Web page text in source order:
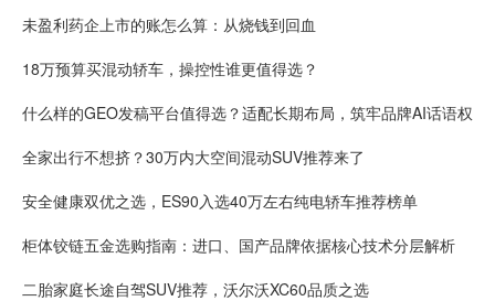
未盈利药企上市的账怎么算：从烧钱到回血
18万预算买混动轿车，操控性谁更值得选？
什么样的GEO发稿平台值得选？适配长期布局，筑牢品牌AI话语权
全家出行不想挤？30万内大空间混动SUV推荐来了
安全健康双优之选，ES90入选40万左右纯电轿车推荐榜单
柜体铰链五金选购指南：进口、国产品牌依据核心技术分层解析
二胎家庭长途自驾SUV推荐，沃尔沃XC60品质之选